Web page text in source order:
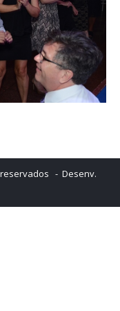
reservados - Desenv.